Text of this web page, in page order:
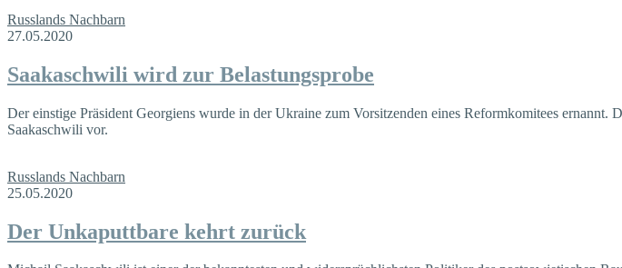
Russlands Nachbarn
27.05.2020
Saakaschwili wird zur Belastungsprobe
Der einstige Präsident Georgiens wurde in der Ukraine zum Vorsitzenden eines Reformkomitees
Saakaschwili vor.
Russlands Nachbarn
25.05.2020
Der Unkaputtbare kehrt zurück